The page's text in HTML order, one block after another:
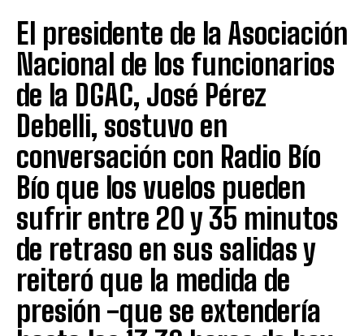
El presidente de la Asociación
Nacional de los funcionarios
de la DGAC, José Pérez
Debelli, sostuvo en
conversación con Radio Bío
Bío que los vuelos pueden
sufrir entre 20 y 35 minutos
de retraso en sus salidas y
reiteró que la medida de
presión -que se extendería